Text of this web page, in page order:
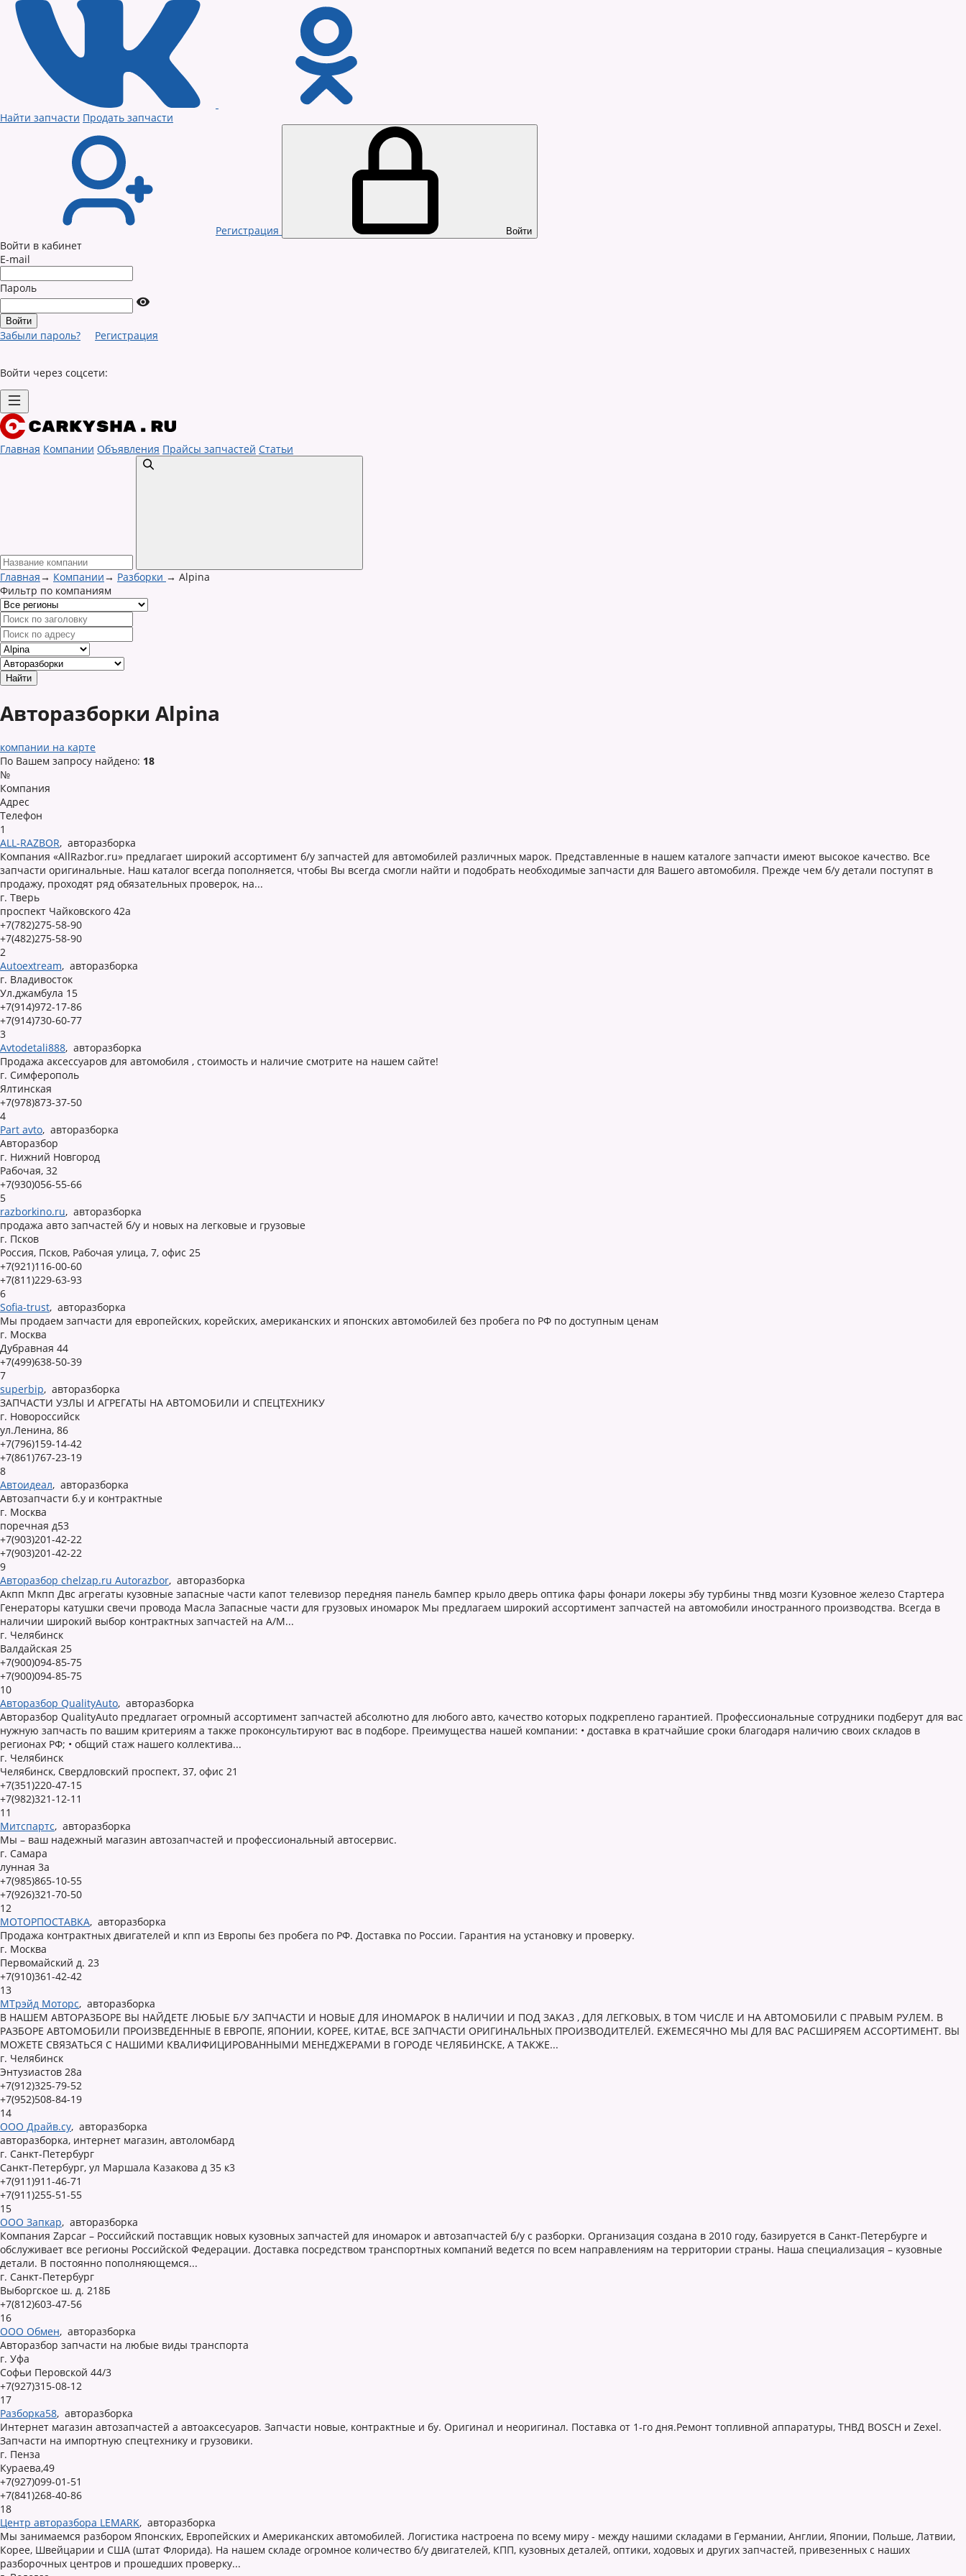
Найти запчасти Продать запчасти
Регистрация Войти
Войти в кабинет
E-mail
Пароль
Забыли пароль? Регистрация
Войти через соцсети:
Главная Компании Объявления Прайсы запчастей Статьи
Главная→ Компании→ Разборки → Alpina
Фильтр по компаниям
Авторазборки Alpina
компании на карте
По Вашем запросу найдено: 18
№
Компания
Адрес
Телефон
1
ALL-RAZBOR, авторазборка
Компания «AllRazbor.ru» предлагает широкий ассортимент б/у запчастей для автомобилей различных марок. Представленные в нашем каталоге запчасти имеют высокое качество. Все
запчасти оригинальные. Наш каталог всегда пополняется, чтобы Вы всегда смогли найти и подобрать необходимые запчасти для Вашего автомобиля. Прежде чем б/у детали поступят в
продажу, проходят ряд обязательных проверок, на...
г. Тверь
проспект Чайковского 42а
+7(782)275-58-90
+7(482)275-58-90
2
Autoextream, авторазборка
г. Владивосток
Ул.джамбула 15
+7(914)972-17-86
+7(914)730-60-77
3
Avtodetali888, авторазборка
Продажа аксессуаров для автомобиля , стоимость и наличие смотрите на нашем сайте!
г. Симферополь
Ялтинская
+7(978)873-37-50
4
Part avto, авторазборка
Авторазбор
г. Нижний Новгород
Рабочая, 32
+7(930)056-55-66
5
razborkino.ru, авторазборка
продажа авто запчастей б/у и новых на легковые и грузовые
г. Псков
Россия, Псков, Рабочая улица, 7, офис 25
+7(921)116-00-60
+7(811)229-63-93
6
Sofia-trust, авторазборка
Мы продаем запчасти для европейских, корейских, американских и японских автомобилей без пробега по РФ по доступным ценам
г. Москва
Дубравная 44
+7(499)638-50-39
7
superbip, авторазборка
ЗАПЧАСТИ УЗЛЫ И АГРЕГАТЫ НА АВТОМОБИЛИ И СПЕЦТЕХНИКУ
г. Новороссийск
ул.Ленина, 86
+7(796)159-14-42
+7(861)767-23-19
8
Автоидеал, авторазборка
Автозапчасти б.у и контрактные
г. Москва
поречная д53
+7(903)201-42-22
+7(903)201-42-22
9
Авторазбор chelzap.ru Autorazbor, авторазборка
Акпп Мкпп Двс агрегаты кузовные запасные части капот телевизор передняя панель бампер крыло дверь оптика фары фонари локеры эбу турбины тнвд мозги Кузовное железо Стартера
Генераторы катушки свечи провода Масла Запасные части для грузовых иномарок Мы предлагаем широкий ассортимент запчастей на автомобили иностранного производства. Всегда в
наличии широкий выбор контрактных запчастей на А/М...
г. Челябинск
Валдайская 25
+7(900)094-85-75
+7(900)094-85-75
10
Авторазбор QualityAuto, авторазборка
Авторазбор QualityAuto предлагает огромный ассортимент запчастей абсолютно для любого авто, качество которых подкреплено гарантией. Профессиональные сотрудники подберут для вас
нужную запчасть по вашим критериям а также проконсультируют вас в подборе. Преимущества нашей компании: • доставка в кратчайшие сроки благодаря наличию своих складов в
регионах РФ; • общий стаж нашего коллектива...
г. Челябинск
Челябинск, Свердловский проспект, 37, офис 21
+7(351)220-47-15
+7(982)321-12-11
11
Митспартс, авторазборка
Мы – ваш надежный магазин автозапчастей и профессиональный автосервис.
г. Самара
лунная 3а
+7(985)865-10-55
+7(926)321-70-50
12
МОТОРПОСТАВКА, авторазборка
Продажа контрактных двигателей и кпп из Европы без пробега по РФ. Доставка по России. Гарантия на установку и проверку.
г. Москва
Первомайский д. 23
+7(910)361-42-42
13
МТрэйд Моторс, авторазборка
В НАШЕМ АВТОРАЗБОРЕ ВЫ НАЙДЕТЕ ЛЮБЫЕ Б/У ЗАПЧАСТИ И НОВЫЕ ДЛЯ ИНОМАРОК В НАЛИЧИИ И ПОД ЗАКАЗ , ДЛЯ ЛЕГКОВЫХ, В ТОМ ЧИСЛЕ И НА АВТОМОБИЛИ С ПРАВЫМ РУЛЕМ. В
РАЗБОРЕ АВТОМОБИЛИ ПРОИЗВЕДЕННЫЕ В ЕВРОПЕ, ЯПОНИИ, КОРЕЕ, КИТАЕ, ВСЕ ЗАПЧАСТИ ОРИГИНАЛЬНЫХ ПРОИЗВОДИТЕЛЕЙ. ЕЖЕМЕСЯЧНО МЫ ДЛЯ ВАС РАСШИРЯЕМ АССОРТИМЕНТ. ВЫ
МОЖЕТЕ СВЯЗАТЬСЯ С НАШИМИ КВАЛИФИЦИРОВАННЫМИ МЕНЕДЖЕРАМИ В ГОРОДЕ ЧЕЛЯБИНСКЕ, А ТАКЖЕ...
г. Челябинск
Энтузиастов 28а
+7(912)325-79-52
+7(952)508-84-19
14
ООО Драйв.су, авторазборка
авторазборка, интернет магазин, автоломбард
г. Санкт-Петербург
Санкт-Петербург, ул Маршала Казакова д 35 к3
+7(911)911-46-71
+7(911)255-51-55
15
ООО Запкар, авторазборка
Компания Zapcar – Российский поставщик новых кузовных запчастей для иномарок и автозапчастей б/у с разборки. Организация создана в 2010 году, базируется в Санкт-Петербурге и
обслуживает все регионы Российской Федерации. Доставка посредством транспортных компаний ведется по всем направлениям на территории страны. Наша специализация – кузовные
детали. В постоянно пополняющемся...
г. Санкт-Петербург
Выборгское ш. д. 218Б
+7(812)603-47-56
16
ООО Обмен, авторазборка
Авторазбор запчасти на любые виды транспорта
г. Уфа
Софьи Перовской 44/3
+7(927)315-08-12
17
Разборка58, авторазборка
Интернет магазин автозапчастей а автоаксесуаров. Запчасти новые, контрактные и бу. Оригинал и неоригинал. Поставка от 1-го дня.Ремонт топливной аппаратуры, ТНВД BOSCH и Zexel.
Запчасти на импортную спецтехнику и грузовики.
г. Пенза
Кураева,49
+7(927)099-01-51
+7(841)268-40-86
18
Центр авторазбора LEMARK, авторазборка
Мы занимаемся разбором Японских, Европейских и Американских автомобилей. Логистика настроена по всему миру - между нашими складами в Германии, Англии, Японии, Польше, Латвии,
Корее, Швейцарии и США (штат Флорида). На нашем складе огромное количество б/у двигателей, КПП, кузовных деталей, оптики, ходовых и других запчастей, привезенных с наших
разборочных центров и прошедших проверку...